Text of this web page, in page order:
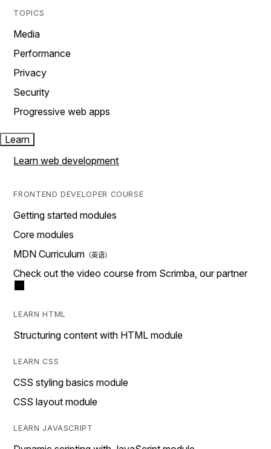
TOPICS
Media
Performance
Privacy
Security
Progressive web apps
Learn
Learn web development
FRONTEND DEVELOPER COURSE
Getting started modules
Core modules
MDN Curriculum
Check out the video course from Scrimba, our partner
LEARN HTML
Structuring content with HTML module
LEARN CSS
CSS styling basics module
CSS layout module
LEARN JAVASCRIPT